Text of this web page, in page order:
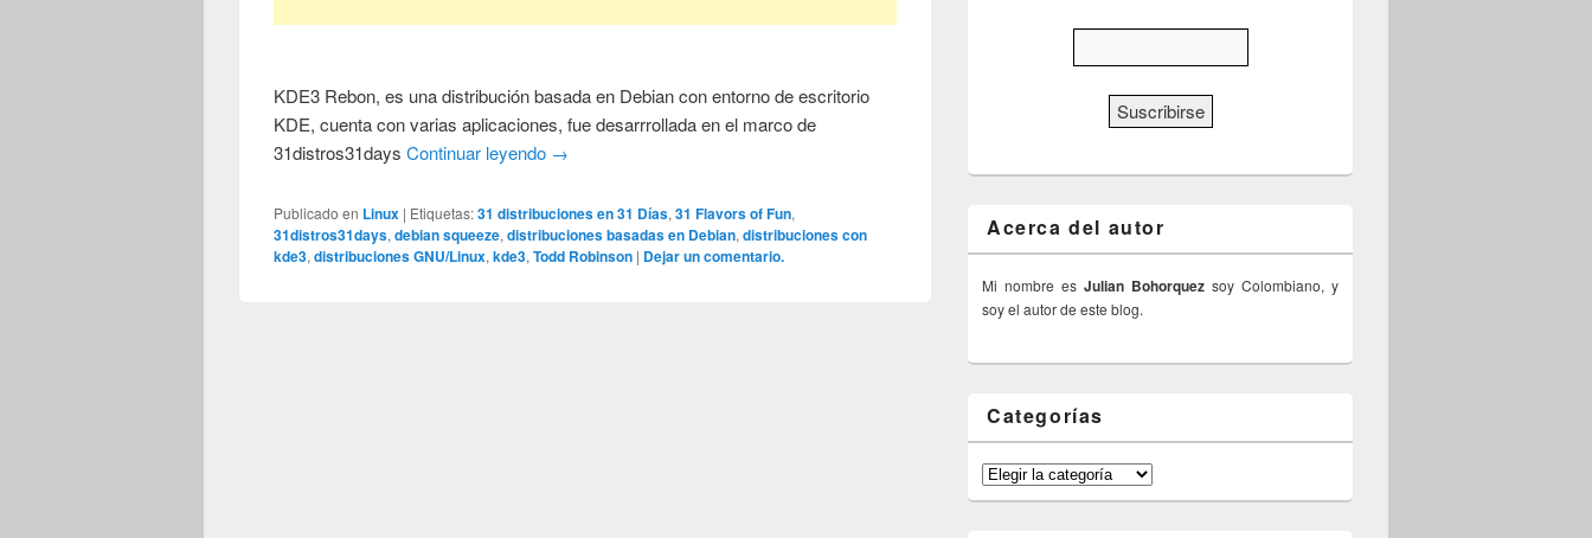
KDE3 Rebon, es una distribución basada en Debian con entorno de escritorio
KDE, cuenta con varias aplicaciones, fue desarrrollada en el marco de
31distros31daysContinuar leyendo →
Publicado en Linux | Etiquetas:31 distribuciones en 31 Días,31 Flavors of Fun,
31distros31days,debian squeeze,distribuciones basadas en Debian,distribuciones con
kde3,distribuciones GNU/Linux,kde3,Todd Robinson | Dejar un comentario.
Acerca del autor
Mi nombre es Julian Bohorquez soy Colombiano, y
soy el autor de este blog.
Categorías
Categorías